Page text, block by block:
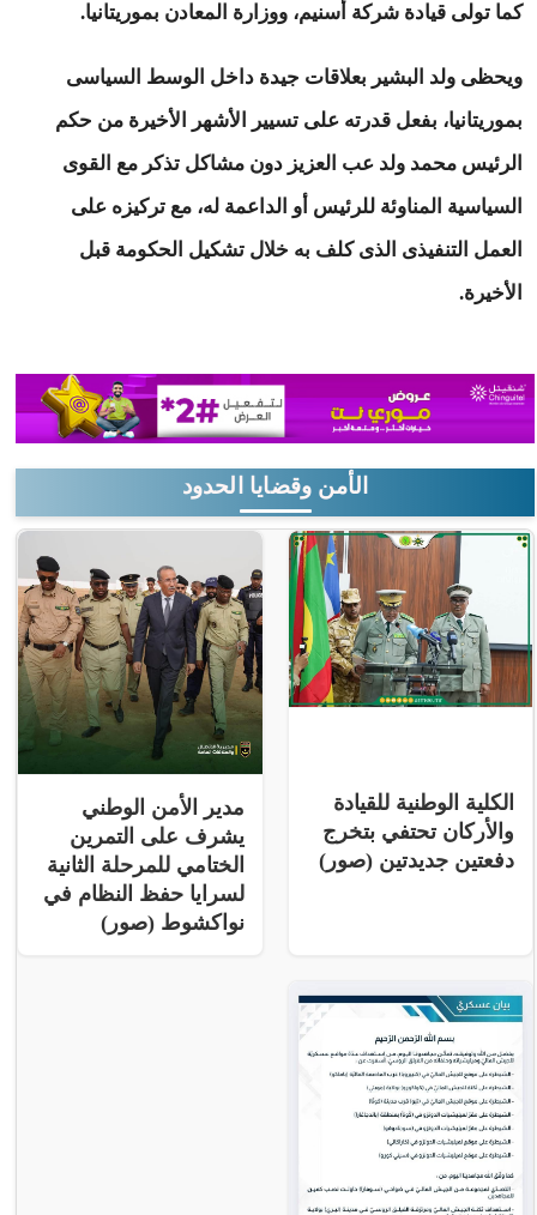
كما تولى قيادة شركة أسنيم، ووزارة المعادن بموريتانيا.
ويحظى ولد البشير بعلاقات جيدة داخل الوسط السياسى
بموريتانيا، بفعل قدرته على تسيير الأشهر الأخيرة من حكم
الرئيس محمد ولد عب العزيز دون مشاكل تذكر مع القوى
السياسية المناوئة للرئيس أو الداعمة له، مع تركيزه على
العمل التنفيذى الذى كلف به خلال تشكيل الحكومة قبل
الأخيرة.
الأمن وقضايا الحدود
الكلية الوطنية للقيادة
والأركان تحتفي بتخرج
دفعتين جديدتين (صور)
مدير الأمن الوطني
يشرف على التمرين
الختامي للمرحلة الثانية
لسرايا حفظ النظام في
نواكشوط (صور)